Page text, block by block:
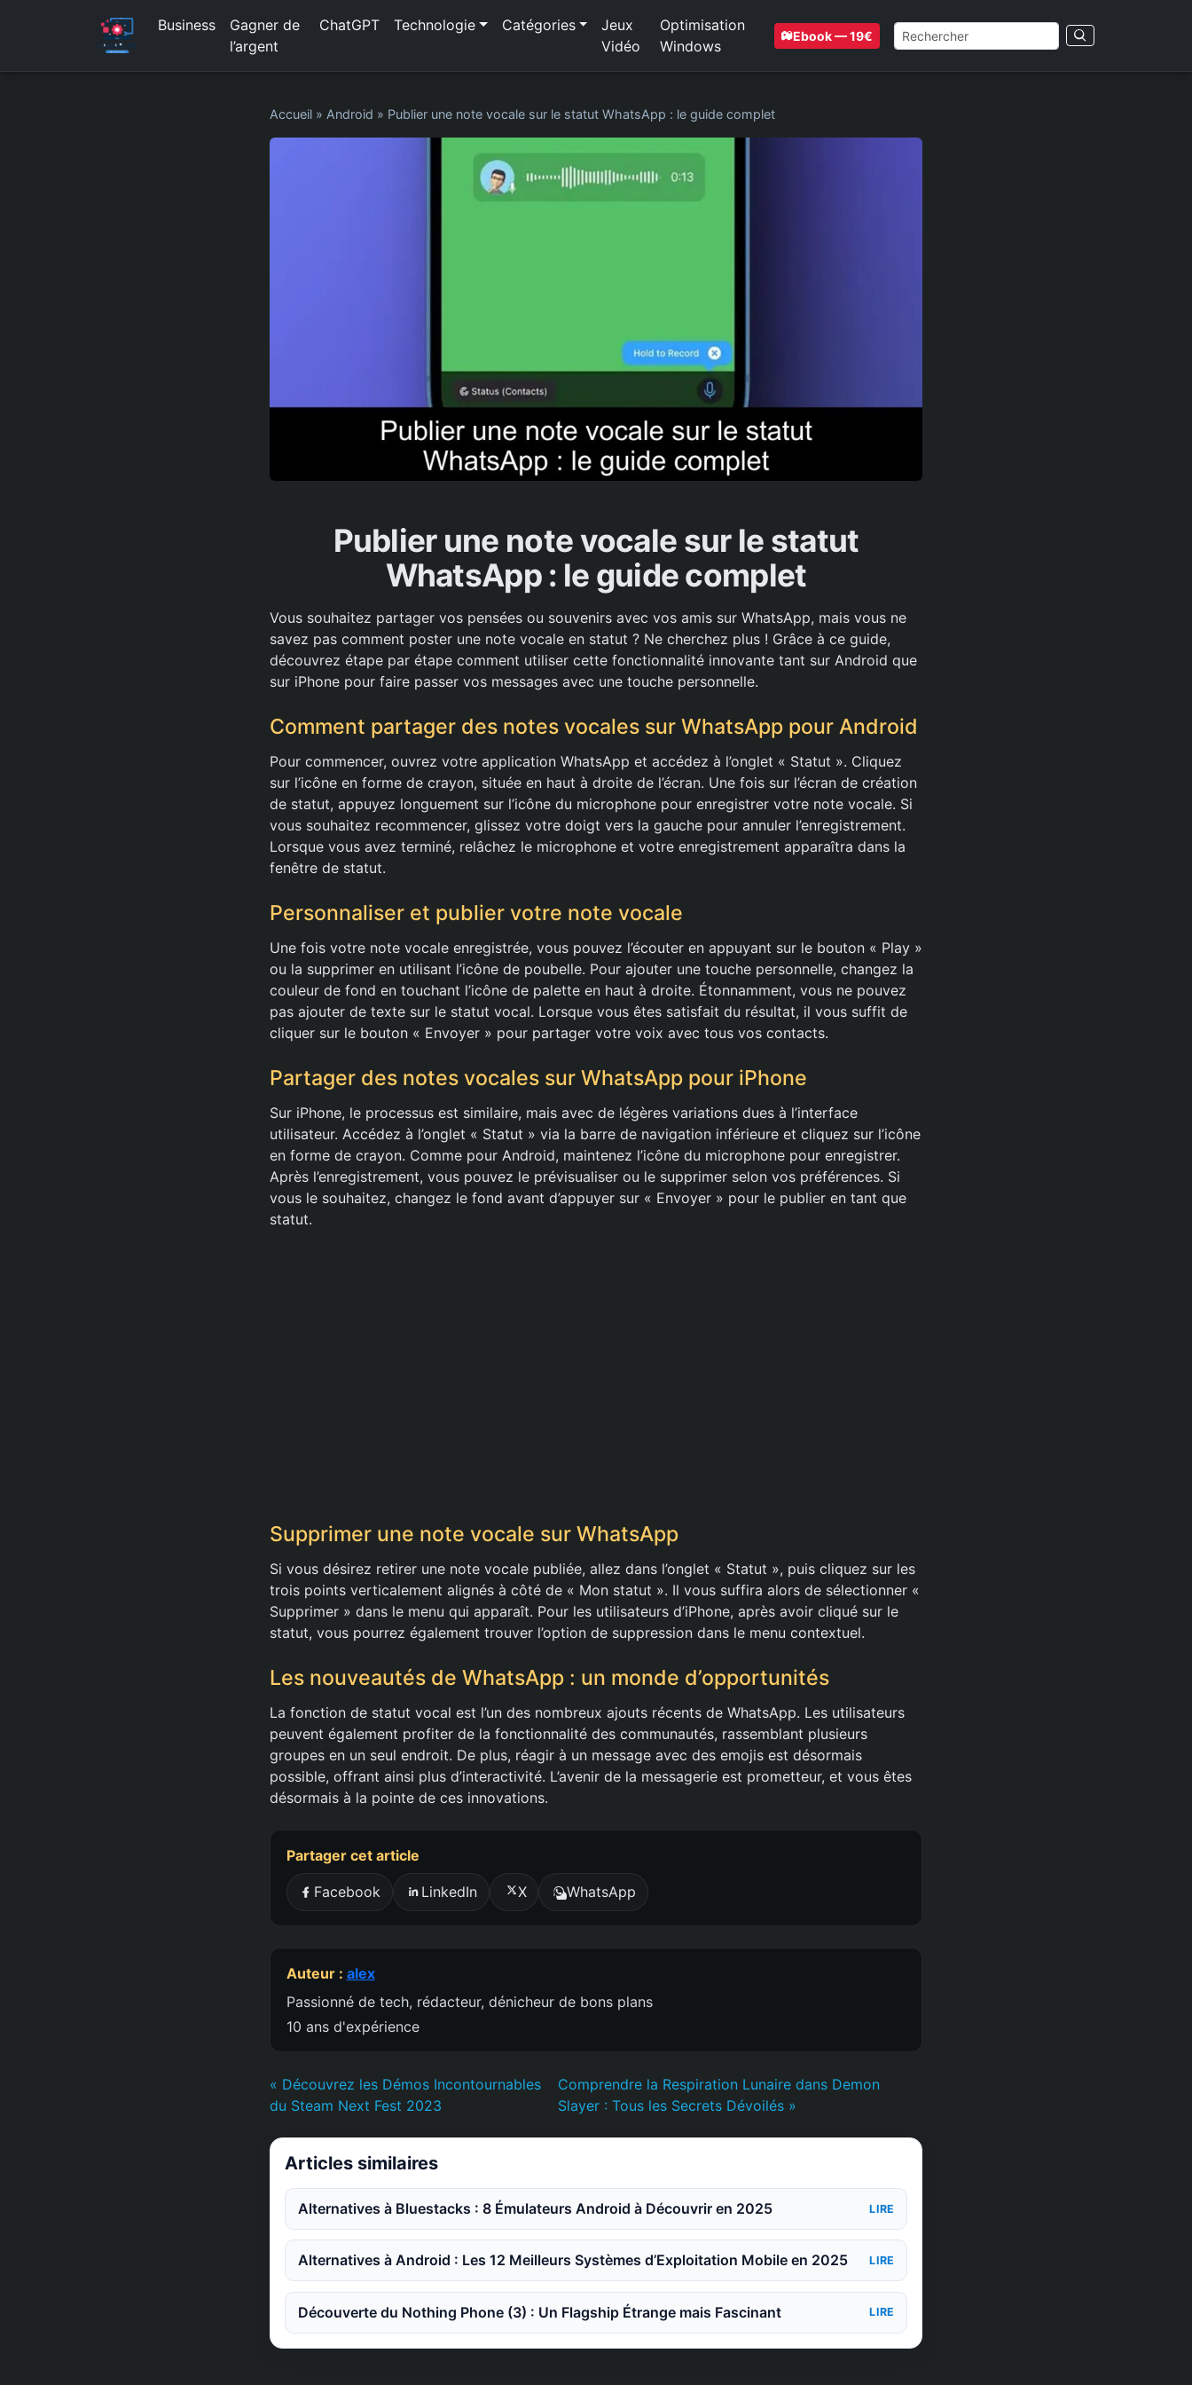
Business
Gagner de
l’argent
ChatGPT Technologie Catégories
Jeux
Vidéo
Optimisation
Windows
Ebook — 19€
Accueil » Android » Publier une note vocale sur le statut WhatsApp : le guide complet
Publier une note vocale sur le statut
WhatsApp : le guide complet
Vous souhaitez partager vos pensées ou souvenirs avec vos amis sur WhatsApp, mais vous ne
savez pas comment poster une note vocale en statut ? Ne cherchez plus ! Grâce à ce guide,
découvrez étape par étape comment utiliser cette fonctionnalité innovante tant sur Android que
sur iPhone pour faire passer vos messages avec une touche personnelle.
Comment partager des notes vocales sur WhatsApp pour Android
Pour commencer, ouvrez votre application WhatsApp et accédez à l’onglet « Statut ». Cliquez
sur l’icône en forme de crayon, située en haut à droite de l’écran. Une fois sur l’écran de création
de statut, appuyez longuement sur l’icône du microphone pour enregistrer votre note vocale. Si
vous souhaitez recommencer, glissez votre doigt vers la gauche pour annuler l’enregistrement.
Lorsque vous avez terminé, relâchez le microphone et votre enregistrement apparaîtra dans la
fenêtre de statut.
Personnaliser et publier votre note vocale
Une fois votre note vocale enregistrée, vous pouvez l’écouter en appuyant sur le bouton « Play »
ou la supprimer en utilisant l’icône de poubelle. Pour ajouter une touche personnelle, changez la
couleur de fond en touchant l’icône de palette en haut à droite. Étonnamment, vous ne pouvez
pas ajouter de texte sur le statut vocal. Lorsque vous êtes satisfait du résultat, il vous suffit de
cliquer sur le bouton « Envoyer » pour partager votre voix avec tous vos contacts.
Partager des notes vocales sur WhatsApp pour iPhone
Sur iPhone, le processus est similaire, mais avec de légères variations dues à l’interface
utilisateur. Accédez à l’onglet « Statut » via la barre de navigation inférieure et cliquez sur l’icône
en forme de crayon. Comme pour Android, maintenez l’icône du microphone pour enregistrer.
Après l’enregistrement, vous pouvez le prévisualiser ou le supprimer selon vos préférences. Si
vous le souhaitez, changez le fond avant d’appuyer sur « Envoyer » pour le publier en tant que
statut.
Supprimer une note vocale sur WhatsApp
Si vous désirez retirer une note vocale publiée, allez dans l’onglet « Statut », puis cliquez sur les
trois points verticalement alignés à côté de « Mon statut ». Il vous suffira alors de sélectionner «
Supprimer » dans le menu qui apparaît. Pour les utilisateurs d’iPhone, après avoir cliqué sur le
statut, vous pourrez également trouver l’option de suppression dans le menu contextuel.
Les nouveautés de WhatsApp : un monde d’opportunités
La fonction de statut vocal est l’un des nombreux ajouts récents de WhatsApp. Les utilisateurs
peuvent également profiter de la fonctionnalité des communautés, rassemblant plusieurs
groupes en un seul endroit. De plus, réagir à un message avec des emojis est désormais
possible, offrant ainsi plus d’interactivité. L’avenir de la messagerie est prometteur, et vous êtes
désormais à la pointe de ces innovations.
Partager cet article
Facebook LinkedIn X WhatsApp
Auteur : alex
Passionné de tech, rédacteur, dénicheur de bons plans
10 ans d'expérience
« Découvrez les Démos Incontournables
du Steam Next Fest 2023
Comprendre la Respiration Lunaire dans Demon
Slayer : Tous les Secrets Dévoilés »
Articles similaires
Alternatives à Bluestacks : 8 Émulateurs Android à Découvrir en 2025 LIRE
Alternatives à Android : Les 12 Meilleurs Systèmes d’Exploitation Mobile en 2025 LIRE
Découverte du Nothing Phone (3) : Un Flagship Étrange mais Fascinant LIRE